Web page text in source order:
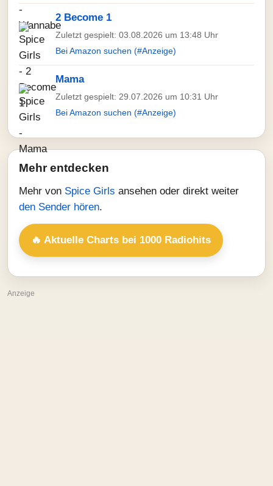
2 Become 1
Zuletzt gespielt: 03.08.2026 um 13:48 Uhr
Bei Amazon suchen (#Anzeige)
Mama
Zuletzt gespielt: 29.07.2026 um 10:31 Uhr
Bei Amazon suchen (#Anzeige)
Mehr entdecken
Mehr von Spice Girls ansehen oder direkt weiter
den Sender hören.
🔥 Aktuelle Charts bei 1000 Radiohits
Anzeige